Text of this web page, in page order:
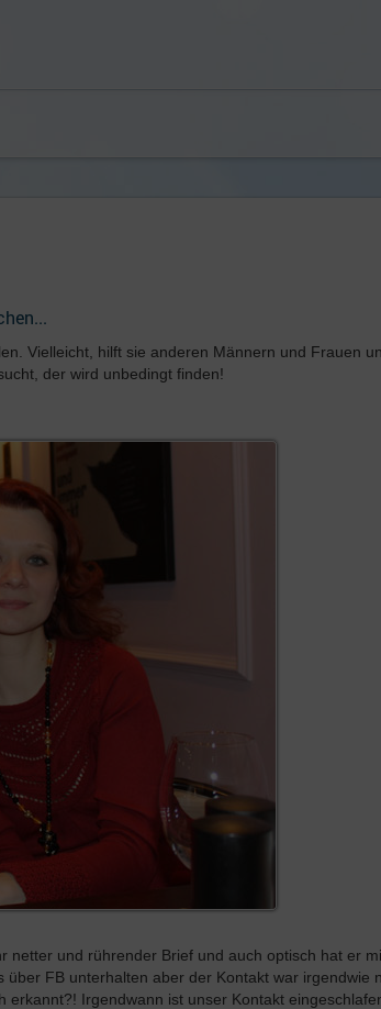
Vielleicht, hilft sie anderen Männern und Frauen
der wird unbedingt finden!
netter und rührender Brief und auch optisch hat er
FB unterhalten aber der Kontakt war irgendwie
Irgendwann ist unser Kontakt